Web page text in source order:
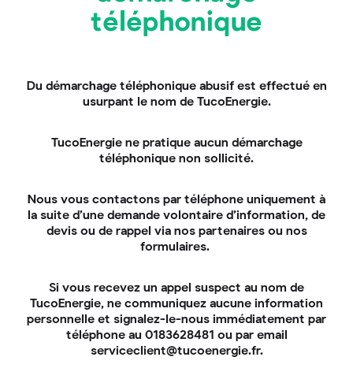
Quel est le prix moyen d’une
solaires ?
d’une puissance de 3 kWc se situe généralement
dessous de 10 000 €. La pose de panneaux
son offre.
Quelles sont les primes et
place pour les panneaux
solaires en 2023 ?
Faire appel à un professionnel sérieux, disposant du
téléphonique
Du démarchage téléphonique abusif est effectué en
usurpant le nom de TucoEnergie.
TucoEnergie ne pratique aucun démarchage
téléphonique non sollicité.
Nous vous contactons par téléphone uniquement à
la suite d’une demande volontaire d’information, de
devis ou de rappel via nos partenaires ou nos
formulaires.
Si vous recevez un appel suspect au nom de
TucoEnergie, ne communiquez aucune information
personnelle et signalez-le-nous immédiatement par
téléphone au 0183628481 ou par email
serviceclient@tucoenergie.fr.